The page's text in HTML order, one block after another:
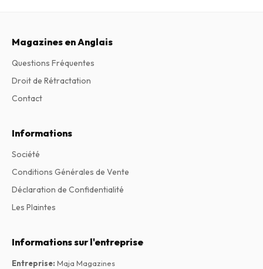
Magazines en Anglais
Questions Fréquentes
Droit de Rétractation
Contact
Informations
Société
Conditions Générales de Vente
Déclaration de Confidentialité
Les Plaintes
Informations sur l'entreprise
Entreprise: Maja Magazines